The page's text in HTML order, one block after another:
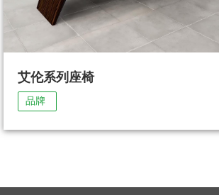
艾伦系列座椅
品牌